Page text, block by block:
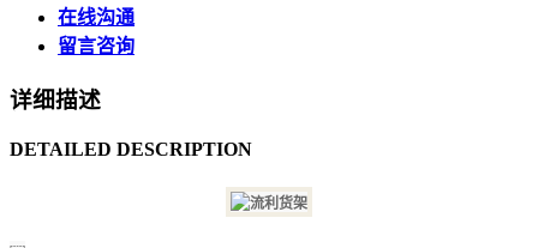
在线沟通
留言咨询
详细描述
DETAILED DESCRIPTION